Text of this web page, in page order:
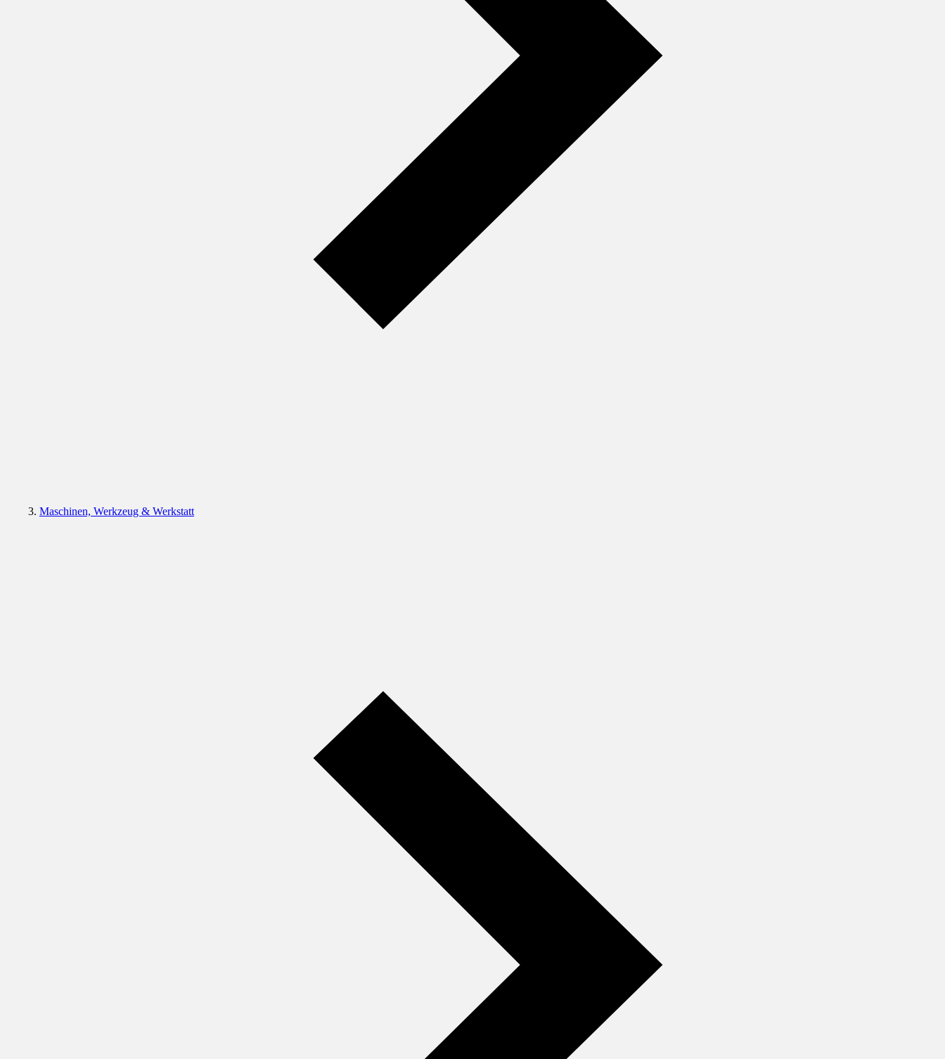
Maschinen, Werkzeug & Werkstatt